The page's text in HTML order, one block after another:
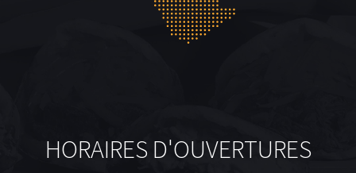
HORAIRES D'OUVERTURES